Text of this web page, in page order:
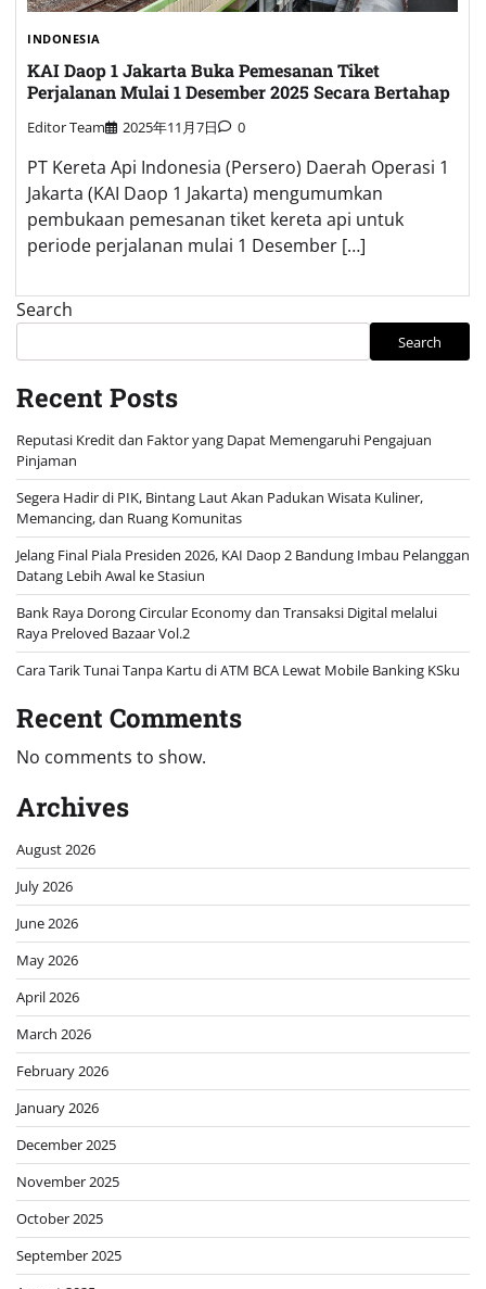
INDONESIA
KAI Daop 1 Jakarta Buka Pemesanan Tiket
Perjalanan Mulai 1 Desember 2025 Secara Bertahap
Editor Team 2025年11月7日 0
PT Kereta Api Indonesia (Persero) Daerah Operasi 1
Jakarta (KAI Daop 1 Jakarta) mengumumkan
pembukaan pemesanan tiket kereta api untuk
periode perjalanan mulai 1 Desember […]
Search
Search
Recent Posts
Reputasi Kredit dan Faktor yang Dapat Memengaruhi Pengajuan
Pinjaman
Segera Hadir di PIK, Bintang Laut Akan Padukan Wisata Kuliner,
Memancing, dan Ruang Komunitas
Jelang Final Piala Presiden 2026, KAI Daop 2 Bandung Imbau Pelanggan
Datang Lebih Awal ke Stasiun
Bank Raya Dorong Circular Economy dan Transaksi Digital melalui
Raya Preloved Bazaar Vol.2
Cara Tarik Tunai Tanpa Kartu di ATM BCA Lewat Mobile Banking KSku
Recent Comments
No comments to show.
Archives
August 2026
July 2026
June 2026
May 2026
April 2026
March 2026
February 2026
January 2026
December 2025
November 2025
October 2025
September 2025